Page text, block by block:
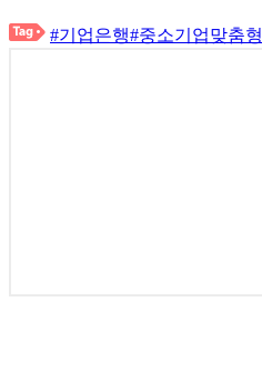
#기업은행#중소기업맞춤형